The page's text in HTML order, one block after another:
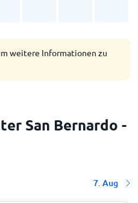
weitere Informationen zu
San Bernardo -
7. Aug